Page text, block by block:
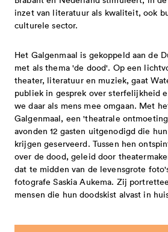
aanvragen is niet meer
professionele kunsten in
met provincie en rijk -
meer mogelijk
projecten 2027 tranche 1
projecten 2026 tranche 3
projecten 2026 tranche
meerjarige subsidies
snelgeld 2026 tranche 1
snelgeld 2025 tranche 2
projecten 2026 tranche 1
projecten 2025 tranche
projecten 2025 tranche
snelgeld 2025 tranche 1
bezwaar, beroep en
vacatures
governance code
aanvragen is niet mogelijk
aanvragen is niet meer
professionele kunsten
samenhang met
aanvragen is niet meer
eindhovense basis -
- aanvragen is niet
programma's -
aanvragen is niet meer
gilden - eenmalige
energielasten
cultuurbrief 2021-2024
besluiten 2021-2024
toegekende subsidies
bezwaar, beroep en
asdasd
contact
adres
direct contact opnemen
spreekuur
blog
open oproepen
meer cultuur voor en
gesloten
techneut zoekt
gesloten
downloads
presentaties
publicaties
spreekuur
nieuwsbrief
inzet van literatuur als kwaliteit, ook
culturele sector.
Het Galgenmaal is gekoppeld aan de
met als thema 'de dood'. Op een
theater, literatuur en muziek, gaat
publiek in gesprek over sterfelijkheid
we daar als mens mee omgaan. Met
Galgenmaal, een 'theatrale
avonden 12 gasten uitgenodigd die
krijgen geserveerd. Tussen hen
over de dood, geleid door
dat te midden van de levensgrote
fotografe Saskia Aukema. Zij
mensen die hun doodskist alvast in